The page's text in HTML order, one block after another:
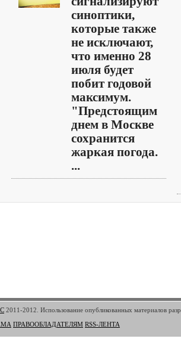
синоптики,
которые также
не исключают,
что именно 28
июля будет
побит годовой
максимум.
"Предстоящим
днем в Москве
сохранится
жаркая погода.
...
2011-2012. Использование опубликованных материалов
ПРАВООБЛАДАТЕЛЯМ RSS-ЛЕНТА